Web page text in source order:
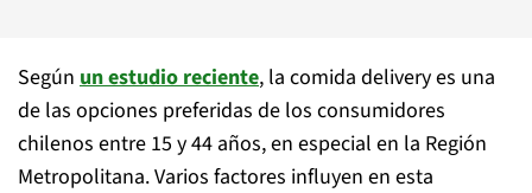
Según un estudio reciente, la comida delivery es una
de las opciones preferidas de los consumidores
chilenos entre 15 y 44 años, en especial en la Región
Metropolitana. Varios factores influyen en esta